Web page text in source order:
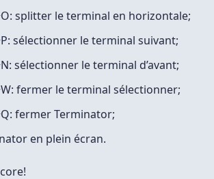
splitter le terminal en horizontale;
sélectionner le terminal suivant;
sélectionner le terminal d’avant;
fermer le terminal sélectionner;
fermer Terminator;
en plein écran.